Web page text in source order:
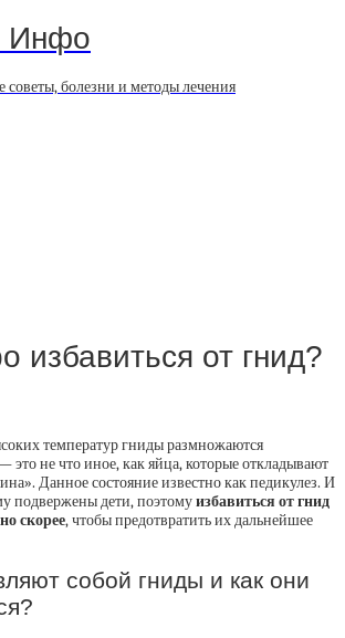
Инфо
болезни и методы лечения
избавиться от гнид?
температур гниды размножаются
не что иное, как яйца, которые откладывают
Данное состояние известно как педикулез. И
подвержены дети, поэтомуизбавиться от гнид
скорее, чтобы предотвратить их дальнейшее
собой гниды и как они